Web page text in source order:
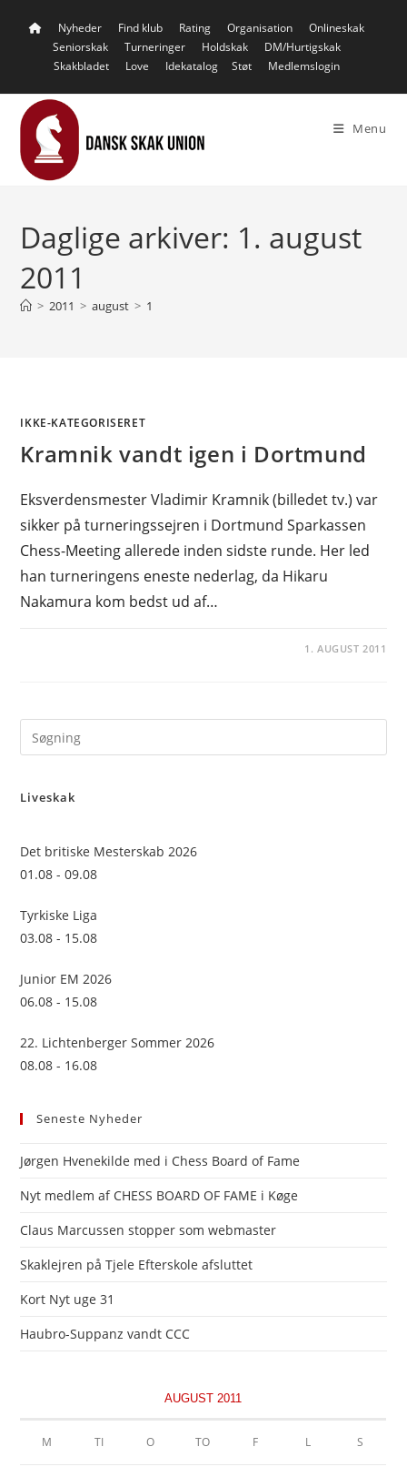
Nyheder Find klub Rating Organisation
Onlineskak
Seniorskak
Turneringer Holdskak
DM/Hurtigskak
Skakbladet
Love Idekatalog Støt Medlemslogin
Menu
Daglige arkiver: 1. august
2011
> 2011 > august > 1
IKKE-KATEGORISERET
Kramnik vandt igen i Dortmund
Eksverdensmester Vladimir Kramnik (billedet tv.) var
sikker på turneringssejren i Dortmund Sparkassen
Chess-Meeting allerede inden sidste runde. Her led
han turneringens eneste nederlag, da Hikaru
Nakamura kom bedst ud af…
1. AUGUST 2011
Liveskak
Det britiske Mesterskab 2026
01.08 - 09.08
Tyrkiske Liga
03.08 - 15.08
Junior EM 2026
06.08 - 15.08
22. Lichtenberger Sommer 2026
08.08 - 16.08
Seneste Nyheder
Jørgen Hvenekilde med i Chess Board of Fame
Nyt medlem af CHESS BOARD OF FAME i Køge
Claus Marcussen stopper som webmaster
Skaklejren på Tjele Efterskole afsluttet
Kort Nyt uge 31
Haubro-Suppanz vandt CCC
AUGUST 2011
M TI O TO F L S